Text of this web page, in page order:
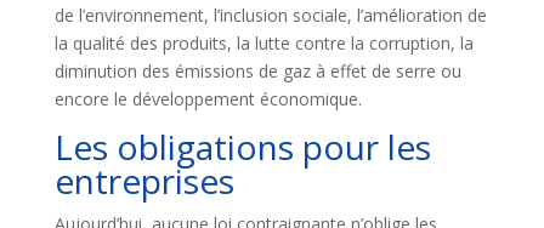
de l’environnement, l’inclusion sociale, l’amélioration de
la qualité des produits, la lutte contre la corruption, la
diminution des émissions de gaz à effet de serre ou
encore le développement économique.
Les obligations pour les
entreprises